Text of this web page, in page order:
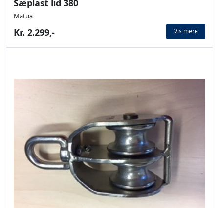
Sæplast lid 380
Matua
Kr. 2.299,- Vis mere